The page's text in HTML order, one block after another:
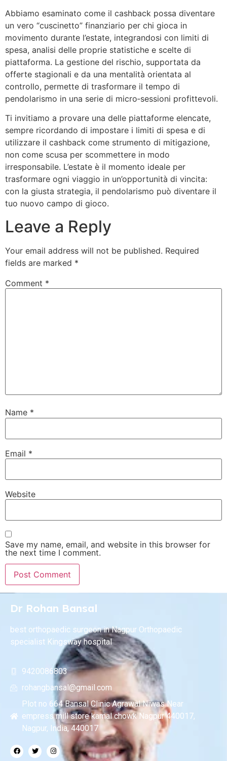
Abbiamo esaminato come il cashback possa diventare
un vero “cuscinetto” finanziario per chi gioca in
movimento durante l’estate, integrandosi con limiti di
spesa, analisi delle proprie statistiche e scelte di
piattaforma. La gestione del rischio, supportata da
offerte stagionali e da una mentalità orientata al
controllo, permette di trasformare il tempo di
pendolarismo in una serie di micro‑sessioni profittevoli.
Ti invitiamo a provare una delle piattaforme elencate,
sempre ricordando di impostare i limiti di spesa e di
utilizzare il cashback come strumento di mitigazione,
non come scusa per scommettere in modo
irresponsabile. L’estate è il momento ideale per
trasformare ogni viaggio in un’opportunità di vincita:
con la giusta strategia, il pendolarismo può diventare il
tuo nuovo campo di gioco.
Leave a Reply
Your email address will not be published. Required
fields are marked *
Comment *
Name *
Email *
Website
Save my name, email, and website in this browser for
the next time I comment.
Dr Rohan Bansal
best orthopaedic surgeon in Nagpur Orthopaedic
specialist Kingsway hospital
9420086803
rohangbansal@gmail.com
Plot no 664 Bansal Clinic Agrawal Niwas Near
empress mill store kamal chowk Nagpur 440017,
Nagpur, India, 440017